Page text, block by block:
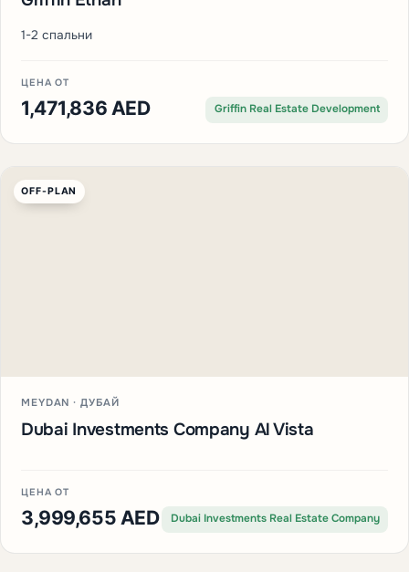
1-2 спальни
ЦЕНА ОТ
1,471,836 AED Griffin Real Estate Development
OFF-PLAN
MEYDAN · ДУБАЙ
Dubai Investments Company Al Vista
ЦЕНА ОТ
3,999,655 AED Dubai Investments Real Estate Company